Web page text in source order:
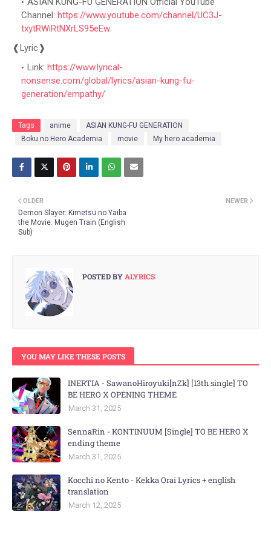
Channel: https://www.youtube.com/channel/UC3J-
txytRWiRtNXrLS95eEw
❰Lyric❱
Link: https://www.lyrical-
nonsense.com/global/lyrics/asian-kung-fu-
generation/empathy/
Tags anime
ASIAN KUNG-FU GENERATION
Boku no Hero Academia
movie My hero academia
NEWER
OLDER
Demon Slayer: Kimetsu no Yaiba
the Movie: Mugen Train (English
Sub)
POSTED BYALYRICS
YOU MAY LIKE THESE POSTS
INERTIA - SawanoHiroyuki[nZk] [13th single] TO
BE HERO X OPENING THEME
March 31, 2025
SennaRin - KONTINUUM [Single] TO BE HERO X
ending theme
March 31, 2025
Kocchi no Kento - Kekka Orai Lyrics + english
translation
March 12, 2025